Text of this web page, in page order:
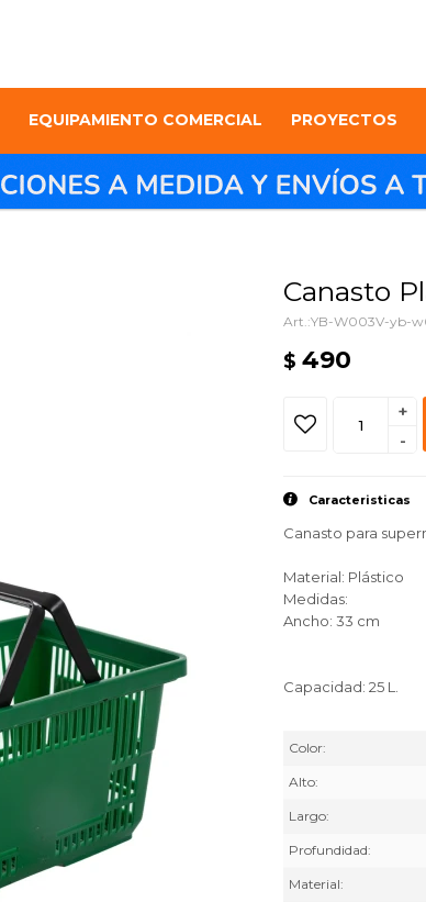
EQUIPAMIENTO COMERCIAL PROYECTOS
Canasto
YB-W003V-yb-
$ 490
+
-
Caracteristicas
Canasto para
Material: Plástico
Medidas:
Ancho: 33 cm
Capacidad: 25 L.
Color
Alto
Largo
Profundidad
Material